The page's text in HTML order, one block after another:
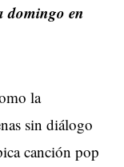
domingo en
la
sin diálogo
canción pop